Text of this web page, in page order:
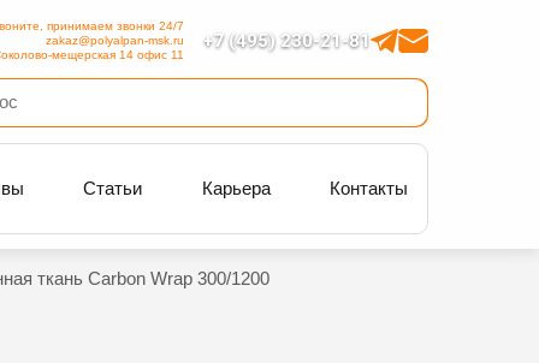
+7 (495) 230-21-81
принимаем звонки 24/7
zakaz@polyalpan-msk.ru
мещерская 14 офис 11
Статьи Карьера Контакты
ткань Carbon Wrap 300/1200